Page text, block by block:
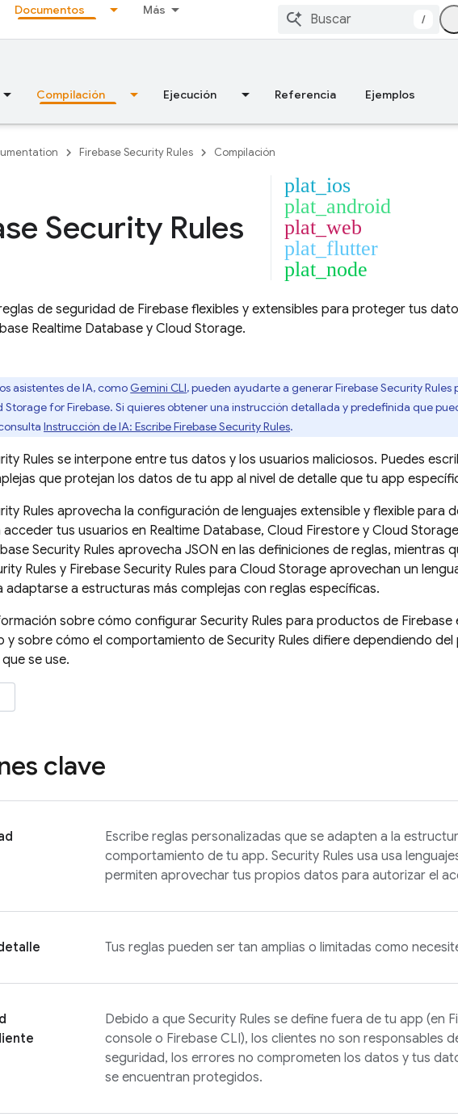
Documentos Más
/
Compilación Ejecución Referencia Ejemplos
Firebase Security Rules Compilación
Security Rules
plat_ios
plat_android
plat_web
plat_flutter
plat_node
de seguridad de Firebase flexibles y extensibles para proteger tus
Realtime Database y Cloud Storage.
asistentes de IA, como Gemini CLI, pueden ayudarte a generarFirebase Security Rules
Storage for Firebase. Si quieres obtener una instrucción detallada y predefinida que
Instrucción de IA: EscribeFirebase Security Rules.
Rules se interpone entre tus datos y los usuarios maliciosos. Puedes
que protejan los datos de tu app al nivel de detalle que tu app
Rules aprovecha la configuración de lenguajes extensible y flexible para
tus usuarios en Realtime Database, Cloud Firestore y Cloud Storage
Security Rules aprovecha JSON en las definiciones de reglas, mientras
Rules y Firebase Security Rules para Cloud Storage aprovechan un
adaptarse a estructuras más complejas con reglas específicas.
sobre cómo configurar Security Rules para productos de Firebase
y sobre cómo el comportamiento de Security Rules difiere dependiendo
se use.
clave
Escribe reglas personalizadas que se adapten a la
comportamiento de tu app. Security Rules usa usa
permiten aprovechar tus propios datos para autorizar el
Tus reglas pueden ser tan amplias o limitadas como
Debido a que Security Rules se define fuera de tu app (en
console o Firebase CLI), los clientes no son responsables
seguridad, los errores no comprometen los datos y tus
se encuentran protegidos.